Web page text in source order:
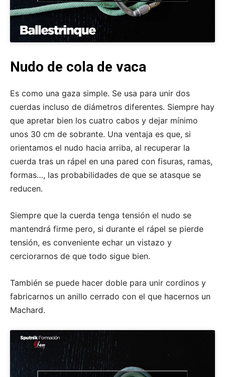
Nudo de cola de vaca
Es como una gaza simple. Se usa para unir dos
cuerdas incluso de diámetros diferentes. Siempre hay
que apretar bien los cuatro cabos y dejar mínimo
unos 30 cm de sobrante. Una ventaja es que, si
orientamos el nudo hacia arriba, al recuperar la
cuerda tras un rápel en una pared con fisuras, ramas,
formas…, las probabilidades de que se atasque se
reducen.
Siempre que la cuerda tenga tensión el nudo se
mantendrá firme pero, si durante el rápel se pierde
tensión, es conveniente echar un vistazo y
cerciorarnos de que todo sigue bien.
También se puede hacer doble para unir cordinos y
fabricarnos un anillo cerrado con el que hacernos un
Machard.